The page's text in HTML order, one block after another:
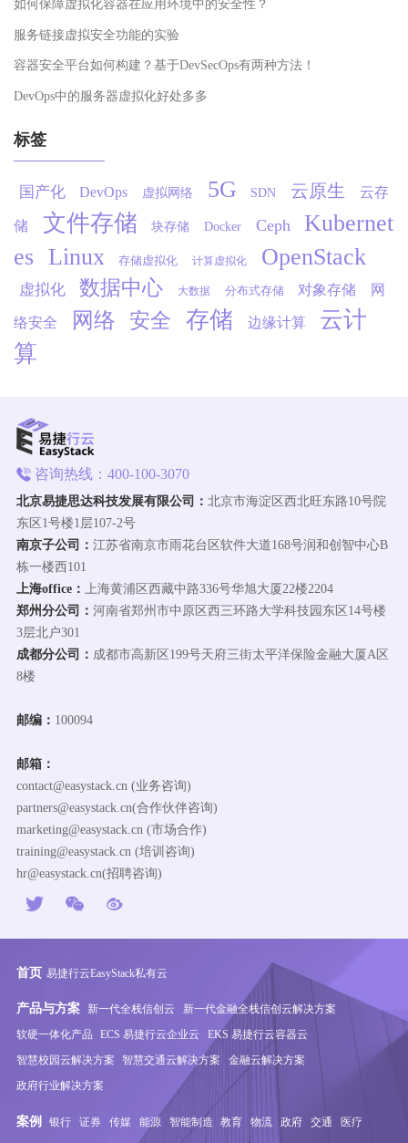
如何保障虚拟化容器在应用环境中的安全性？
服务链接虚拟安全功能的实验
容器安全平台如何构建？基于DevSecOps有两种方法！
DevOps中的服务器虚拟化好处多多
标签
国产化 DevOps 虚拟网络 5G SDN 云原生 云存
储 文件存储 块存储 Docker Ceph
Kubernet
es
Linux 存储虚拟化 计算虚拟化 OpenStack
虚拟化 数据中心 大数据 分布式存储 对象存储 网
络安全 网络 安全 存储 边缘计算
云计
算
咨询热线：400-100-3070
北京易捷思达科技发展有限公司： 北京市海淀区西北旺东路10号院
东区1号楼1层107-2号
南京子公司： 江苏省南京市雨花台区软件大道168号润和创智中心B
栋一楼西101
上海office：
上海黄浦区西藏中路336号华旭大厦22楼2204
郑州分公司： 河南省郑州市中原区西三环路大学科技园东区14号楼
3层北户301
成都分公司： 成都市高新区199号天府三街太平洋保险金融大厦A区
8楼
邮编： 100094
邮箱：
contact@easystack.cn (业务咨询)
partners@easystack.cn(合作伙伴咨询)
marketing@easystack.cn (市场合作)
training@easystack.cn (培训咨询)
hr@easystack.cn(招聘咨询)
首页 易捷行云EasyStack私有云
产品与方案 新一代全栈信创云
新一代金融全栈信创云解决方案
软硬一体化产品
ECS 易捷行云企业云
EKS 易捷行云容器云
智慧校园云解决方案
智慧交通云解决方案
金融云解决方案
政府行业解决方案
案例 银行 证券 传媒 能源 智能制造 教育 物流 政府 交通 医疗